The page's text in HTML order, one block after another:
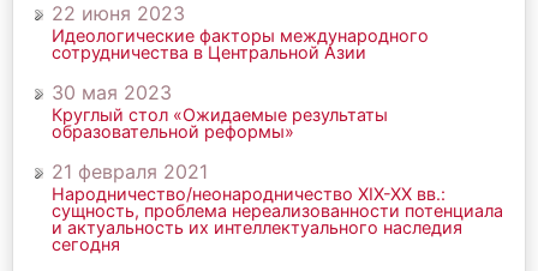
22 июня 2023
Идеологические факторы международного
сотрудничества в Центральной Азии
30 мая 2023
Круглый стол «Ожидаемые результаты
образовательной реформы»
21 февраля 2021
Народничество/неонародничество ХIХ-ХХ вв.:
сущность, проблема нереализованности потенциала
и актуальность их интеллектуального наследия
сегодня